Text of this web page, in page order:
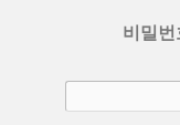
비밀